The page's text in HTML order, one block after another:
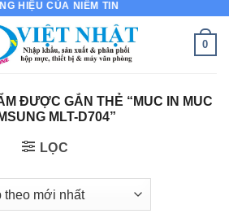
HIỆU CỦA NIỀM TIN
0
ĐƯỢC GẮN THẺ “MUC IN MUC
MLT-D704”
LỌC